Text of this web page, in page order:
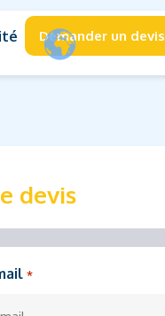
Demander un devis
devis
*